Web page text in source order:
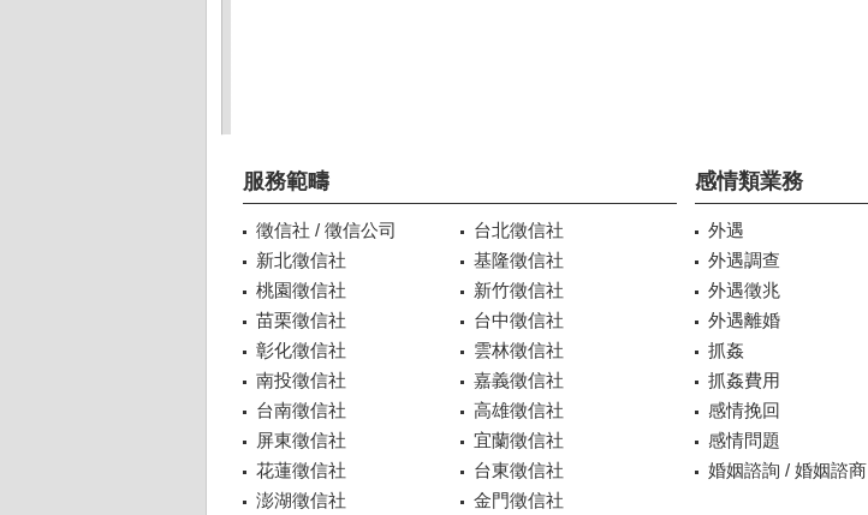
服務範疇
徵信社 / 徵信公司
台北徵信社
新北徵信社
基隆徵信社
桃園徵信社
新竹徵信社
苗栗徵信社
台中徵信社
彰化徵信社
雲林徵信社
南投徵信社
嘉義徵信社
台南徵信社
高雄徵信社
屏東徵信社
宜蘭徵信社
花蓮徵信社
台東徵信社
澎湖徵信社
金門徵信社
感情類業務
外遇
外遇調查
外遇徵兆
外遇離婚
抓姦
抓姦費用
感情挽回
感情問題
婚姻諮詢 / 婚姻諮商